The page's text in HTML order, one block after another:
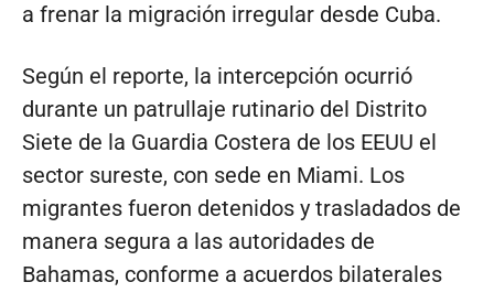
a frenar la migración irregular desde Cuba.
Según el reporte, la intercepción ocurrió
durante un patrullaje rutinario del Distrito
Siete de la Guardia Costera de los EEUU el
sector sureste, con sede en Miami. Los
migrantes fueron detenidos y trasladados de
manera segura a las autoridades de
Bahamas, conforme a acuerdos bilaterales